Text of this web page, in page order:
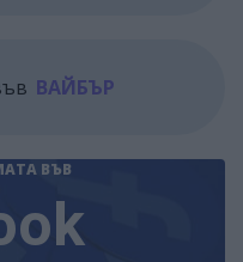
ВАЙБЪР
ВЪВ